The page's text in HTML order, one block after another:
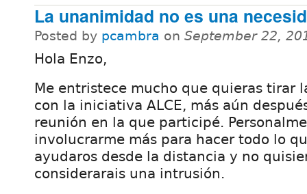
La unanimidad no es una
Posted by pcambra on September 22,
Hola Enzo,
Me entristece mucho que quieras tirar
con la iniciativa ALCE, más aún
reunión en la que participé.
involucrarme más para hacer todo lo
ayudaros desde la distancia y no
considerarais una intrusión.